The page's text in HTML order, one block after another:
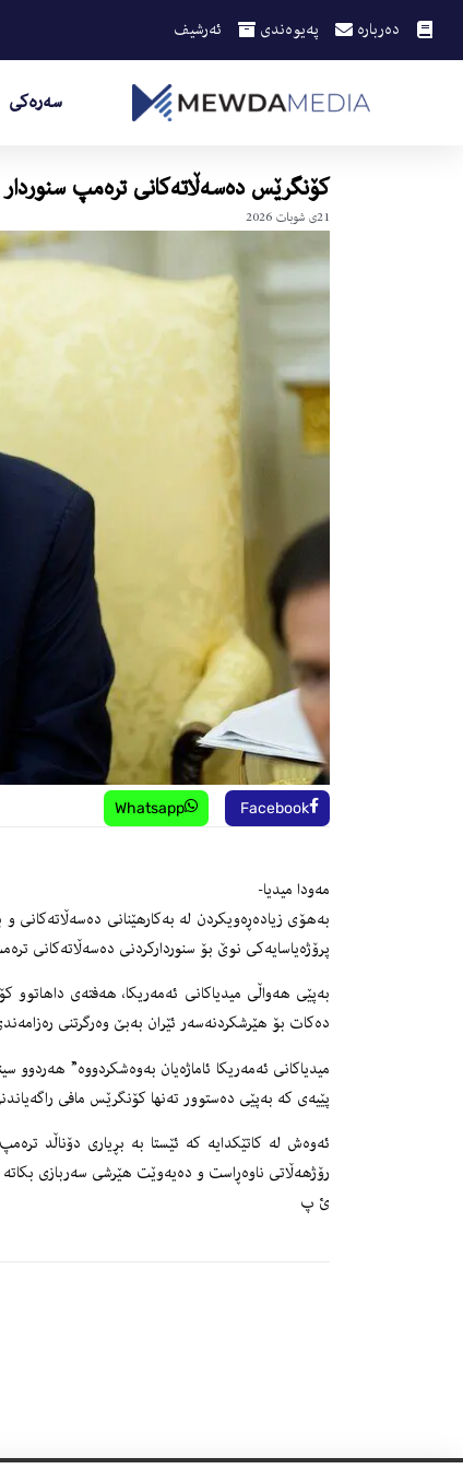
دەربارە پەیوەندی ئەرشیف
سەرەکی
كۆنگرێس دەسەڵاتەكانی ترەمپ
21ی شوبات 2026
Facebook
Whatsapp
مەودا میدیا-
بەهۆی زیادەڕەویكردن لە بەكارهێنانی دەسەڵاتەكانی
پرۆژەیاسایەكی نوێ بۆ سنورداركردنی دەسەڵاتەكانی
بەپێی هەواڵی میدیاكانی ئەمەریكا، هەفتەی
دەكات بۆ هێرشكردنەسەر ئێران بەبێ وەرگرتنی
میدیاكانی ئەمەریكا ئاماژەیان بەوەشكردووە” هەردوو
پێیەی كە بەپێی دەستوور تەنها كۆنگرێس مافی
ئەوەش لە كاتێكدایە كە ئێستا بە بڕیاری دۆناڵد
رۆژهەڵاتی ناوەڕاست و دەیەوێت هێرشی سەربازی بكاتە
ئ پ